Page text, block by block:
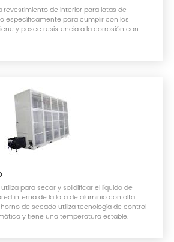
revestimiento de interior para latas de
específicamente para cumplir con los
y posee resistencia a la corrosión con
para secar y solidificar el líquido de
interna de la lata de aluminio con alta
de secado utiliza tecnología de control
y tiene una temperatura estable.